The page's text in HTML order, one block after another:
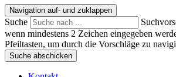
Navigation auf- und zuklappen
Suche
wenn mindestens 2 Zeichen eingegeben
Pfeiltasten, um durch die Vorschläge zu
Suche abschicken